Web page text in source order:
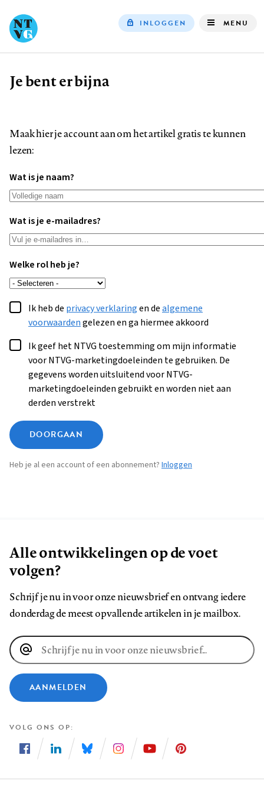
INLOGGEN MENU
Kruimelpad
Je bent er bijna
Maak hier je account aan om het artikel gratis te kunnen
lezen:
Wat is je naam?
Wat is je e-mailadres?
Welke rol heb je?
Ik heb de privacy verklaringen dealgemene
voorwaardengelezen en ga hiermee akkoord
Ik geef het NTVG toestemming om mijn informatie
voor NTVG-marketingdoeleinden te gebruiken. De
gegevens worden uitsluitend voor NTVG-
marketingdoeleinden gebruikt en worden niet aan
derden verstrekt
DOORGAAN
Heb je al een account of een abonnement? Inloggen
Alle ontwikkelingen op de voet
volgen?
Schrijf je nu in voor onze nieuwsbrief en ontvang iedere
donderdag de meest opvallende artikelen in je mailbox.
E-
mailadres
AANMELDEN
VOLG ONS OP
ons
ons
ons
ons
ons
ons